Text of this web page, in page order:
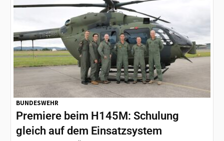
BUNDESWEHR
Premiere beim H145M: Schulung
gleich auf dem Einsatzsystem